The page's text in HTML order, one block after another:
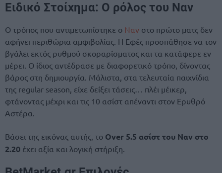
Ειδικό Στοίχημα: Ο ρόλος του Ναν
Ο τρόπος που αντιμετωπίστηκε ο Ναν στο πρώτο ματς δεν
αφήνει περιθώρια αμφιβολίας. Η Εφές προσπάθησε να τον
βγάλει εκτός ρυθμού σκοραρίσματος και τα κατάφερε εν
μέρει. Ο ίδιος αντέδρασε με διαφορετικό τρόπο, δίνοντας
βάρος στη δημιουργία. Μάλιστα, στα τελευταία παιχνίδια
της regular season, είχε δείξει τάσεις… πλέι μέικερ,
φτάνοντας μέχρι και τις 10 ασίστ απέναντι στον Ερυθρό
Αστέρα.
Βάσει της εικόνας αυτής, το Over 5.5 ασίστ του Ναν στο
2.20 έχει αξία και λογική στήριξη.